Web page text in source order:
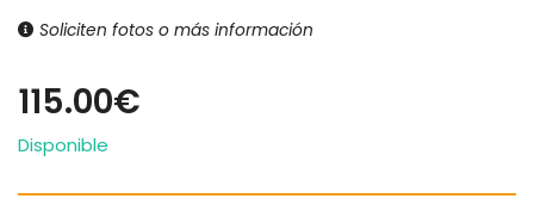
Soliciten fotos o más información
115.00€
Disponible